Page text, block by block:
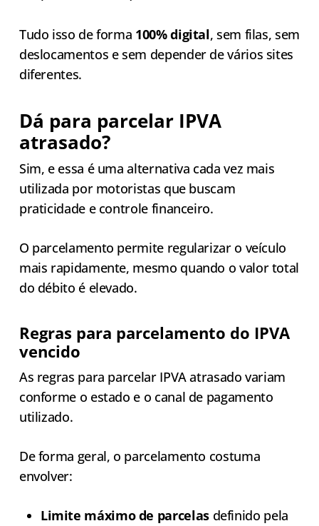
Tudo isso de forma 100% digital, sem filas, sem
deslocamentos e sem depender de vários sites
diferentes.
Dá para parcelar IPVA
atrasado?
Sim, e essa é uma alternativa cada vez mais
utilizada por motoristas que buscam
praticidade e controle financeiro.
O parcelamento permite regularizar o veículo
mais rapidamente, mesmo quando o valor total
do débito é elevado.
Regras para parcelamento do IPVA
vencido
As regras para parcelar IPVA atrasado variam
conforme o estado e o canal de pagamento
utilizado.
De forma geral, o parcelamento costuma
envolver:
Limite máximo de parcelasdefinido pela